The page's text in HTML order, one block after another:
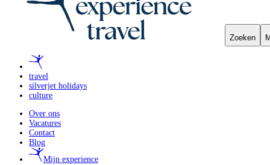
Zoeken
travel
silverjet holidays
culture
Over ons
Vacatures
Contact
Blog
Mijn experience